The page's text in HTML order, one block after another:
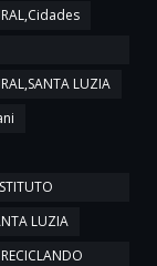
LUZIA
LUZIA